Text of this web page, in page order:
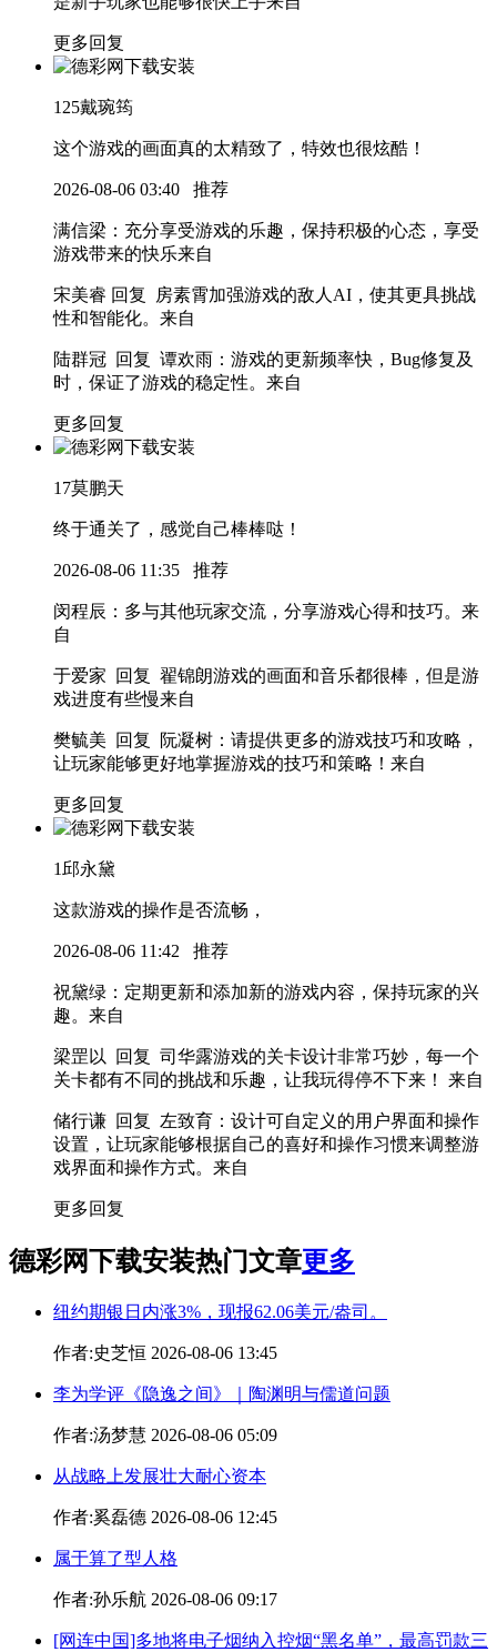
更多回复
125戴琬筠
这个游戏的画面真的太精致了，特效也很炫酷！
2026-08-06 03:40 推荐
满信梁 ：充分享受游戏的乐趣，保持积极的心态，享受
游戏带来的快乐来自
宋美睿 回复 房素霄加强游戏的敌人AI，使其更具挑战
性和智能化。 来自
陆群冠 回复 谭欢雨 ：游戏的更新频率快，Bug修复及
时，保证了游戏的稳定性。 来自
更多回复
17莫鹏天
终于通关了，感觉自己棒棒哒！
2026-08-06 11:35 推荐
闵程辰 ：多与其他玩家交流，分享游戏心得和技巧。 来
自
于爱家 回复 翟锦朗游戏的画面和音乐都很棒，但是游
戏进度有些慢来自
樊毓美 回复 阮凝树 ：请提供更多的游戏技巧和攻略，
让玩家能够更好地掌握游戏的技巧和策略！ 来自
更多回复
1邱永黛
这款游戏的操作是否流畅，
2026-08-06 11:42 推荐
祝黛绿 ：定期更新和添加新的游戏内容，保持玩家的兴
趣。 来自
梁罡以 回复 司华露游戏的关卡设计非常巧妙，每一个
关卡都有不同的挑战和乐趣，让我玩得停不下来！ 来自
储行谦 回复 左致育 ：设计可自定义的用户界面和操作
设置，让玩家能够根据自己的喜好和操作习惯来调整游
戏界面和操作方式。 来自
更多回复
德彩网下载安装热门文章更多
纽约期银日内涨3%，现报62.06美元/盎司。
作者:史芝恒 2026-08-06 13:45
李为学评《隐逸之间》｜陶渊明与儒道问题
作者:汤梦慧 2026-08-06 05:09
从战略上发展壮大耐心资本
作者:奚磊德 2026-08-06 12:45
属于算了型人格
作者:孙乐航 2026-08-06 09:17
[网连中国]多地将电子烟纳入控烟“黑名单”，最高罚款三